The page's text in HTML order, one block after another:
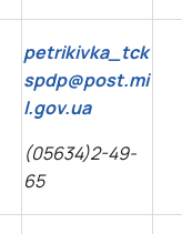
petrikivka_tck
spdp@post.mi
l.gov.ua
(05634)2-49-
65